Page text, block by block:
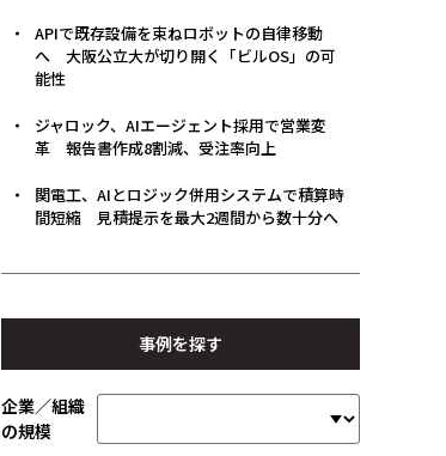
APIで既存設備を束ねロボットの自律移動
へ 大阪公立大が切り開く「ビルOS」の可
能性
ジャロック、AIエージェント採用で営業変
革 報告書作成8割減、受注率向上
関電工、AIとロジック併用システムで積算時
間短縮 見積提示を最大2週間から数十分へ
事例を探す
企業／組織
の規模